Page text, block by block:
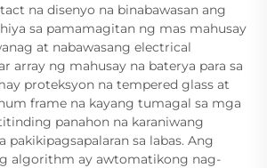
na disenyo na binabawasan ang
sa pamamagitan ng mas mahusay
at nabawasang electrical
array ng mahusay na baterya para sa
proteksyon na tempered glass at
frame na kayang tumagal sa mga
panahon na karaniwang
pakikipagsapalaran sa labas. Ang
algorithm ay awtomatikong nag-